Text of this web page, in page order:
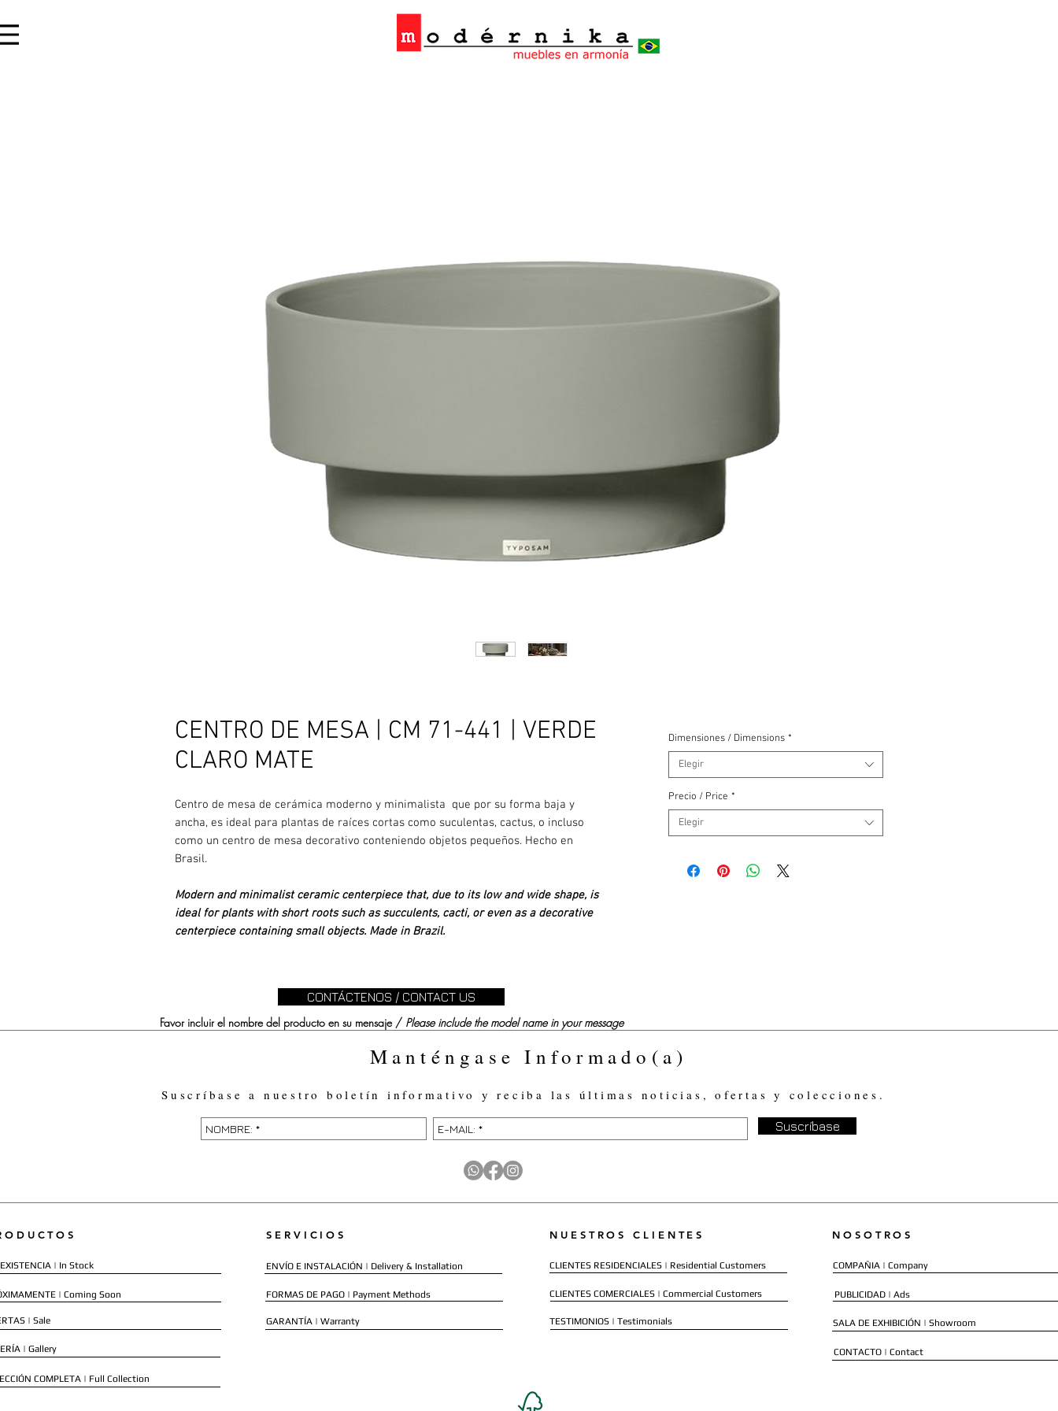
CENTRO DE MESA | CM 71-441 | VERDE
CLARO MATE
Centro de mesa de cerámica moderno y minimalista que por su forma baja y
ancha, es ideal para plantas de raíces cortas como suculentas, cactus, o incluso
como un centro de mesa decorativo conteniendo objetos pequeños. Hecho en
Brasil.
Modern and minimalist ceramic centerpiece that, due to its low and wide shape, is
ideal for plants with short roots such as succulents, cacti, or even as a decorative
centerpiece containing small objects. Made in Brazil.
Dimensiones / Dimensions *
Elegir
Precio / Price *
Elegir
CONTÁCTENOS / CONTACT US
Favor incluir el nombre del producto en su mensaje / Please include the model name in your message
Manténgase Informado(a)
Suscríbase a nuestro boletín informativo y reciba las últimas noticias, ofertas y colecciones.
Suscríbase
| In Stock
| Coming Soon
| Sale
| Gallery
COMPLETA | Full Collection
SERVICIOS
ENVÍO E INSTALACIÓN | Delivery & Installation
FORMAS DE PAGO | Payment Methods
GARANTÍA | Warranty
NUESTROS CLIENTES
CLIENTES RESIDENCIALES | Residential Customers
CLIENTES COMERCIALES | Commercial Customers
TESTIMONIOS | Testimonials
NOSOTROS
COMPAÑIA | Company
PUBLICIDAD | Ads
SALA DE EXHIBICIÓN | Showroom
CONTACTO | Contact